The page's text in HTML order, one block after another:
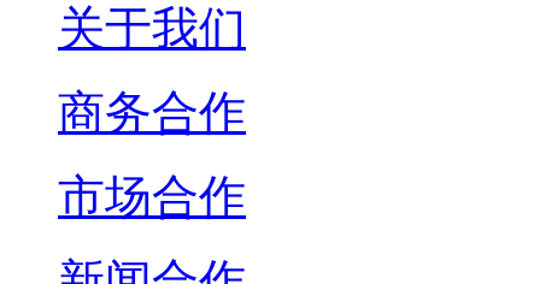
关于我们
商务合作
市场合作